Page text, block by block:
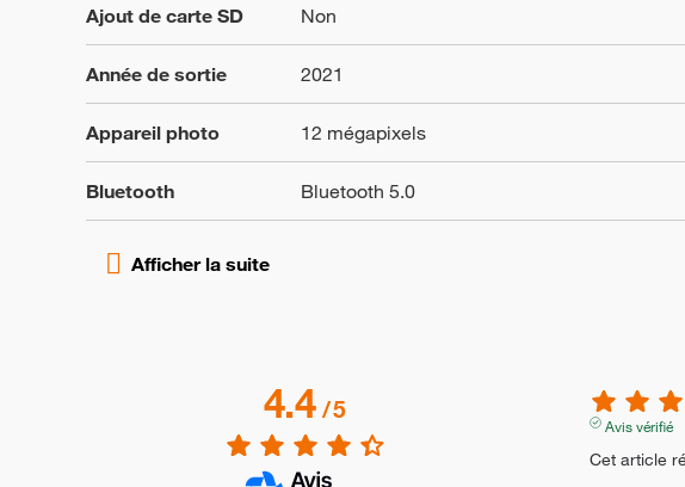
Ajout de carte SD Non
Année de sortie 2021
Appareil photo 12 mégapixels
Bluetooth Bluetooth 5.0
4.4/5
Avis vérifié
Cet article